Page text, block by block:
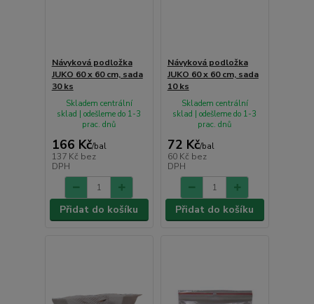
Návyková podložka
JUKO 60 x 60 cm, sada
30 ks
166 Kč/bal
137 Kč bez
DPH
Skladem centrální
sklad | odešleme do 1-3
prac. dnů
Přidat do košíku
Návyková podložka
JUKO 60 x 60 cm, sada
10 ks
72 Kč/bal
60 Kč bez
DPH
Skladem centrální
sklad | odešleme do 1-3
prac. dnů
Přidat do košíku